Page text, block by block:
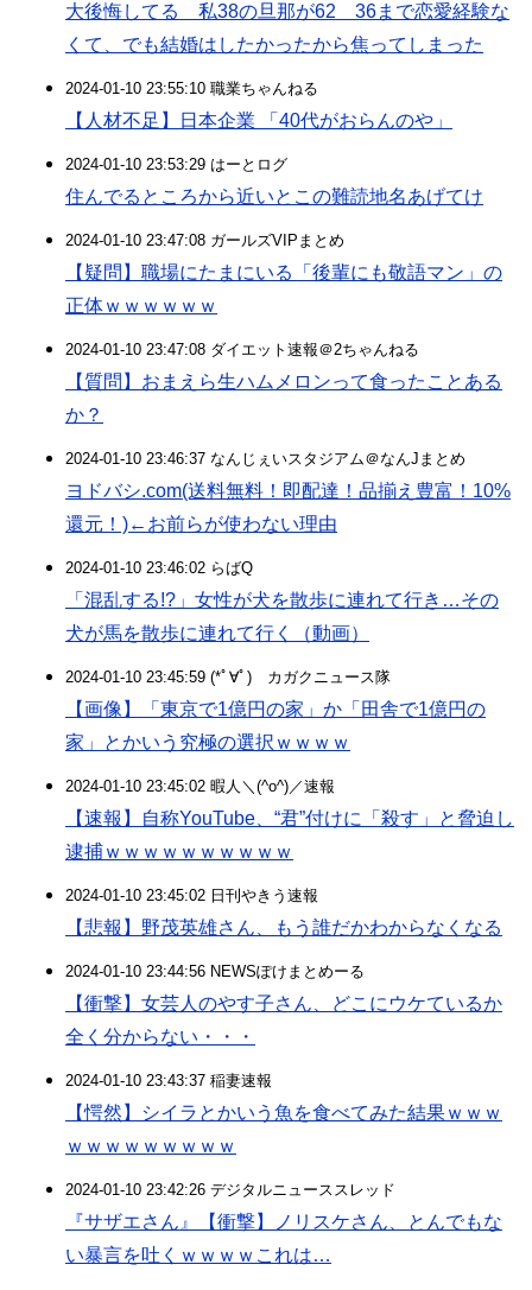
大後悔してる 私38の旦那が62 36まで恋愛経験な
くて、でも結婚はしたかったから焦ってしまった
2024-01-10 23:55:10 職業ちゃんねる
【人材不足】日本企業 「40代がおらんのや」
2024-01-10 23:53:29 はーとログ
住んでるところから近いとこの難読地名あげてけ
2024-01-10 23:47:08 ガールズVIPまとめ
【疑問】職場にたまにいる「後輩にも敬語マン」の
正体ｗｗｗｗｗｗ
2024-01-10 23:47:08 ダイエット速報＠2ちゃんねる
【質問】おまえら生ハムメロンって食ったことある
か？
2024-01-10 23:46:37 なんじぇいスタジアム＠なんJまとめ
ヨドバシ.com(送料無料！即配達！品揃え豊富！10%
還元！)←お前らが使わない理由
2024-01-10 23:46:02 らばQ
「混乱する!?」女性が犬を散歩に連れて行き…その
犬が馬を散歩に連れて行く（動画）
2024-01-10 23:45:59 (*ﾟ∀ﾟ)ゞカガクニュース隊
【画像】「東京で1億円の家」か「田舎で1億円の
家」とかいう究極の選択ｗｗｗｗ
2024-01-10 23:45:02 暇人＼(^o^)／速報
【速報】自称YouTube、“君”付けに「殺す」と脅迫し
逮捕ｗｗｗｗｗｗｗｗｗｗ
2024-01-10 23:45:02 日刊やきう速報
【悲報】野茂英雄さん、もう誰だかわからなくなる
2024-01-10 23:44:56 NEWSぽけまとめーる
【衝撃】女芸人のやす子さん、どこにウケているか
全く分からない・・・
2024-01-10 23:43:37 稲妻速報
【愕然】シイラとかいう魚を食べてみた結果ｗｗｗ
ｗｗｗｗｗｗｗｗｗ
2024-01-10 23:42:26 デジタルニューススレッド
『サザエさん』【衝撃】ノリスケさん、とんでもな
い暴言を吐くｗｗｗｗこれは…